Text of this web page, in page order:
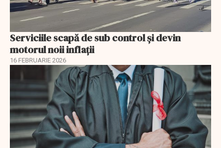
Serviciile scapă de sub control și devin
motorul noii inflații
16 FEBRUARIE 2026